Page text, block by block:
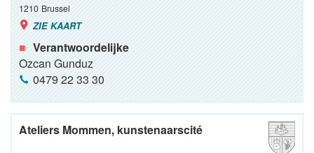
1210 Brussel
ZIE KAART
Verantwoordelijke
Ozcan Gunduz
0479 22 33 30
Ateliers Mommen, kunstenaarscité